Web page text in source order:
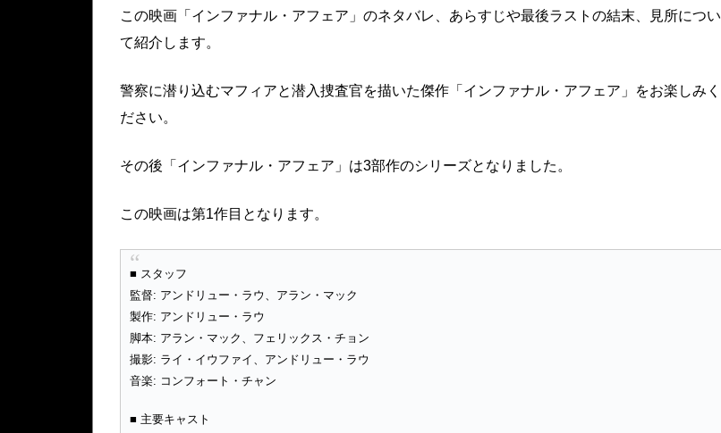
この映画「インファナル・アフェア」のネタバレ、あらすじや最後ラストの結末、見所につい
て紹介します。
警察に潜り込むマフィアと潜入捜査官を描いた傑作「インファナル・アフェア」をお楽しみく
ださい。
その後「インファナル・アフェア」は3部作のシリーズとなりました。
この映画は第1作目となります。
■ スタッフ
監督: アンドリュー・ラウ、アラン・マック
製作: アンドリュー・ラウ
脚本: アラン・マック、フェリックス・チョン
撮影: ライ・イウファイ、アンドリュー・ラウ
音楽: コンフォート・チャン
■ 主要キャスト